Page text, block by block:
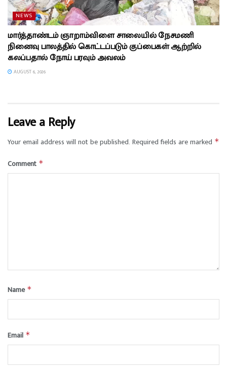
NEWS
மார்த்தாண்டம் ஞாறாம்விளை சாலையில் நேசமணி
நினைவு பாலத்தில் கொட்டப்படும் குப்பைகள் ஆற்றில்
கலப்பதால் நோய் பரவும் அவலம்
AUGUST 6, 2026
Leave a Reply
Your email address will not be published. Required fields are marked *
Comment *
Name *
Email *